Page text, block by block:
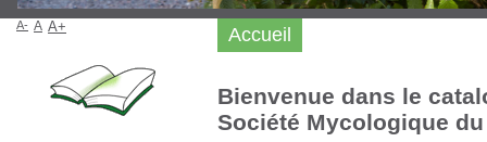
Bienvenue dans le
Société Mycologique
Accueil
A- A A+